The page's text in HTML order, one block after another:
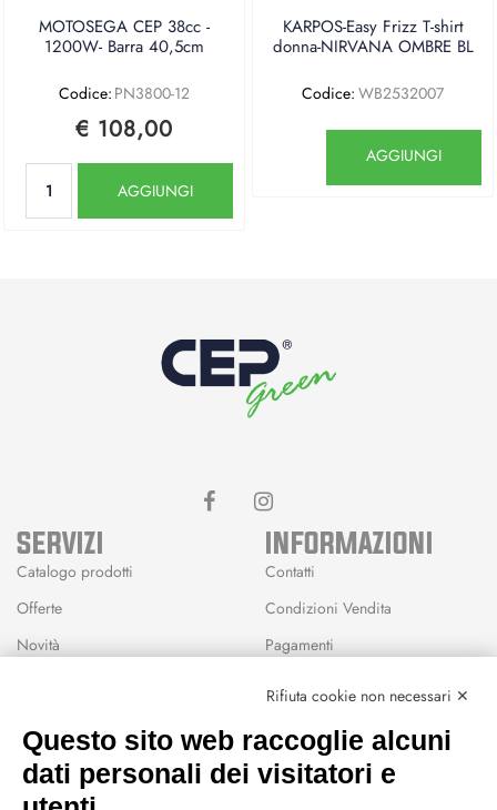
MOTOSEGA CEP 38cc -
1200W- Barra 40,5cm
Codice: PN3800-12
€ 108,00
AGGIUNGI
KARPOS-Easy Frizz T-shirt
donna-NIRVANA OMBRE BL
Codice: WB2532007
AGGIUNGI
SERVIZI
Catalogo prodotti
Offerte
Novità
Wishlist
INFORMAZIONI
Contatti
Condizioni Vendita
Pagamenti
CEP GREEN
Rifiuta cookie non necessari ✕
Questo sito web raccoglie alcuni
dati personali dei visitatori e